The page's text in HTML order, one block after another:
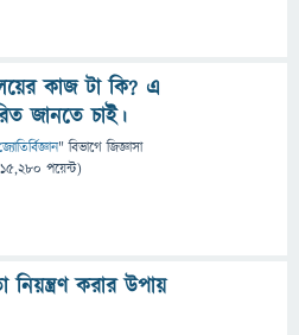
কাজ টা কি? এ
জানতে চাই।
" বিভাগে জিজ্ঞাসা
15,280 পয়েন্ট)
করার উপায়